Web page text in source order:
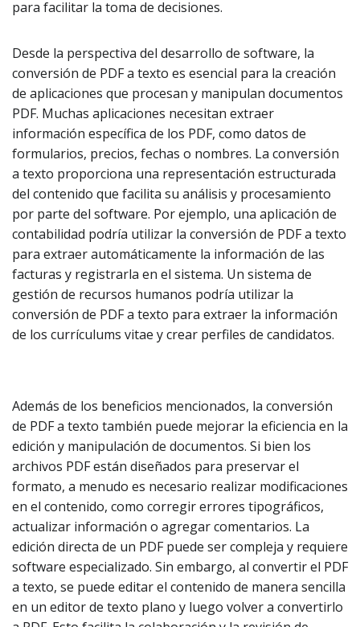
para facilitar la toma de decisiones.
Desde la perspectiva del desarrollo de software, la
conversión de PDF a texto es esencial para la creación
de aplicaciones que procesan y manipulan documentos
PDF. Muchas aplicaciones necesitan extraer
información específica de los PDF, como datos de
formularios, precios, fechas o nombres. La conversión
a texto proporciona una representación estructurada
del contenido que facilita su análisis y procesamiento
por parte del software. Por ejemplo, una aplicación de
contabilidad podría utilizar la conversión de PDF a texto
para extraer automáticamente la información de las
facturas y registrarla en el sistema. Un sistema de
gestión de recursos humanos podría utilizar la
conversión de PDF a texto para extraer la información
de los currículums vitae y crear perfiles de candidatos.
Además de los beneficios mencionados, la conversión
de PDF a texto también puede mejorar la eficiencia en la
edición y manipulación de documentos. Si bien los
archivos PDF están diseñados para preservar el
formato, a menudo es necesario realizar modificaciones
en el contenido, como corregir errores tipográficos,
actualizar información o agregar comentarios. La
edición directa de un PDF puede ser compleja y requiere
software especializado. Sin embargo, al convertir el PDF
a texto, se puede editar el contenido de manera sencilla
en un editor de texto plano y luego volver a convertirlo